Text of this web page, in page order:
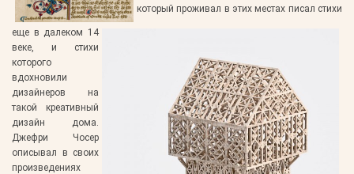
который проживал в этих местах писал стихи
еще в далеком 14
веке, и стихи
которого
вдохновили
дизайнеров на
такой креативный
дизайн дома.
Джефри Чосер
описывал в своих
произведениях